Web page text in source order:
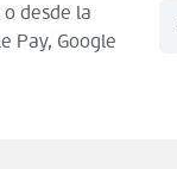
desde la
Pay, Google